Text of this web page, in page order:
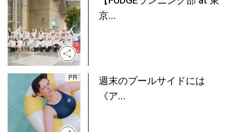
京...
週末のプールサイドには
《ア...